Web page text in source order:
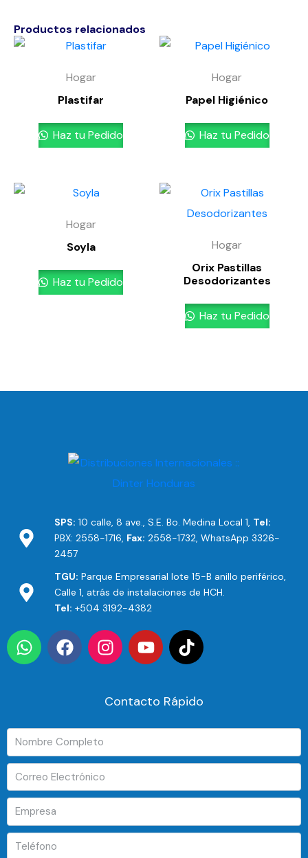
Productos relacionados
Hogar
Plastifar
Haz tu Pedido
Hogar
Papel Higiénico
Haz tu Pedido
Hogar
Soyla
Haz tu Pedido
Hogar
Orix Pastillas
Desodorizantes
Haz tu Pedido
SPS: 10 calle, 8 ave., S.E. Bo. Medina Local 1, Tel:
PBX: 2558-1716, Fax: 2558-1732, WhatsApp 3326-
2457
TGU: Parque Empresarial lote 15-B anillo periférico,
Calle 1, atrás de instalaciones de HCH.
Tel: +504 3192-4382
Contacto Rápido